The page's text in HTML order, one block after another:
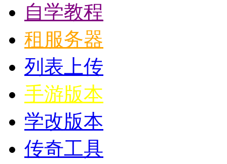
自学教程
租服务器
列表上传
手游版本
学改版本
传奇工具